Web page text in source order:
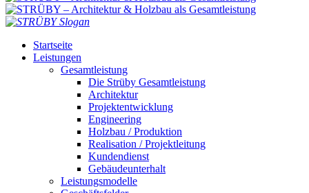
Startseite
Leistungen
Gesamtleistung
Die Strüby Gesamtleistung
Architektur
Projektentwicklung
Engineering
Holzbau / Produktion
Realisation / Projektleitung
Kundendienst
Gebäudeunterhalt
Leistungsmodelle